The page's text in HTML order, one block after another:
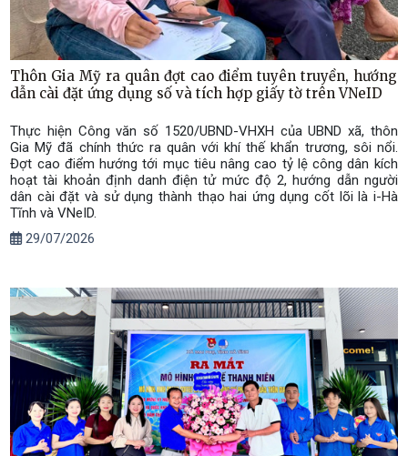
Thôn Gia Mỹ ra quân đợt cao điểm tuyên truyền, hướng
dẫn cài đặt ứng dụng số và tích hợp giấy tờ trên VNeID
Thực hiện Công văn số 1520/UBND-VHXH của UBND xã, thôn
Gia Mỹ đã chính thức ra quân với khí thế khẩn trương, sôi nổi.
Đợt cao điểm hướng tới mục tiêu nâng cao tỷ lệ công dân kích
hoạt tài khoản định danh điện tử mức độ 2, hướng dẫn người
dân cài đặt và sử dụng thành thạo hai ứng dụng cốt lõi là i-Hà
Tĩnh và VNeID.
29/07/2026